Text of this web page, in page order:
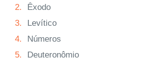
2.
Êxodo
3.
Levítico
4.
Números
5.
Deuteronômio